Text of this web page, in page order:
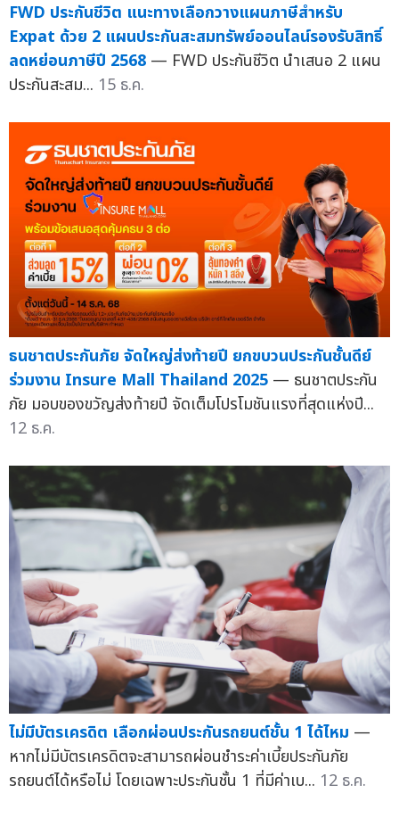
FWD ประกันชีวิต แนะทางเลือกวางแผนภาษีสำหรับ
Expat ด้วย 2 แผนประกันสะสมทรัพย์ออนไลน์รองรับสิทธิ์
ลดหย่อนภาษีปี 2568 — FWD ประกันชีวิต นำเสนอ 2 แผน
ประกันสะสม... 15 ธ.ค.
ธนชาตประกันภัย จัดใหญ่ส่งท้ายปี ยกขบวนประกันชั้นดีย์
ร่วมงาน Insure Mall Thailand 2025 — ธนชาตประกัน
ภัย มอบของขวัญส่งท้ายปี จัดเต็มโปรโมชันแรงที่สุดแห่งปี...
12 ธ.ค.
ไม่มีบัตรเครดิต เลือกผ่อนประกันรถยนต์ชั้น 1 ได้ไหม —
หากไม่มีบัตรเครดิตจะสามารถผ่อนชำระค่าเบี้ยประกันภัย
รถยนต์ได้หรือไม่ โดยเฉพาะประกันชั้น 1 ที่มีค่าเบ... 12 ธ.ค.